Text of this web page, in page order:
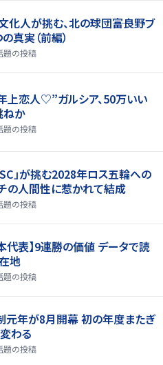
化人が挑む、北の球団――富良野ブ
真実（前編）
題の投稿
上恋人♡”ガルシア、50万いい
か
題の投稿
」が挑む2028年ロス五輪への
の人間性に惹かれて結成
題の投稿
代表】9連勝の価値 データで読
地
題の投稿
元年が8月開幕 初の年度またぎ
わる
題の投稿